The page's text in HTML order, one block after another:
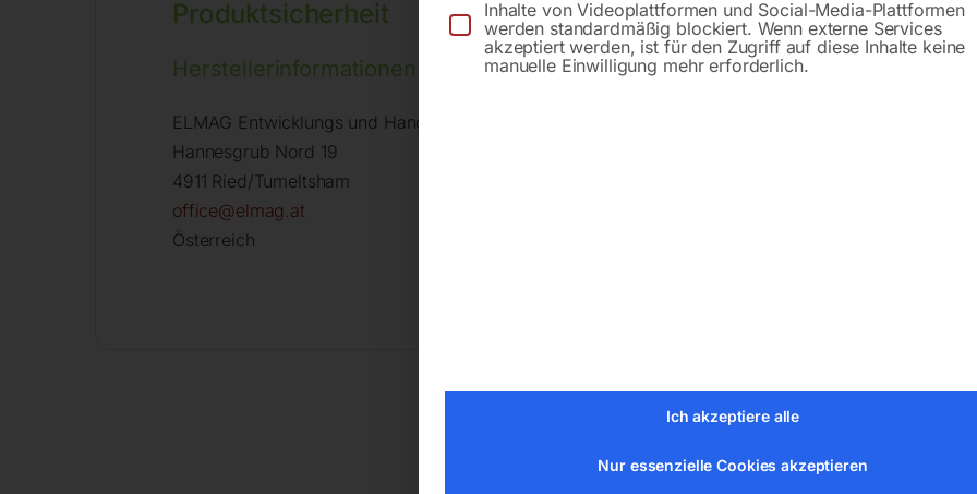
Produktsicherheit
Herstellerinformationen
ELMAG Entwicklungs und Handels GmbH
Hannesgrub Nord 19
4911 Ried/Tumeltsham
office@elmag.at
Österreich
Inhalte von Videoplattformen und Social-Media-Plattformen
werden standardmäßig blockiert. Wenn externe Services
akzeptiert werden, ist für den Zugriff auf diese Inhalte keine
manuelle Einwilligung mehr erforderlich.
Ich akzeptiere alle
Nur essenzielle Cookies akzeptieren